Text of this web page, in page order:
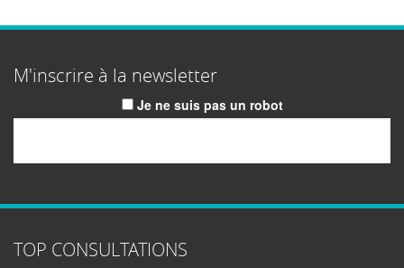
M'inscrire à la newsletter
Je ne suis pas un robot
TOP CONSULTATIONS